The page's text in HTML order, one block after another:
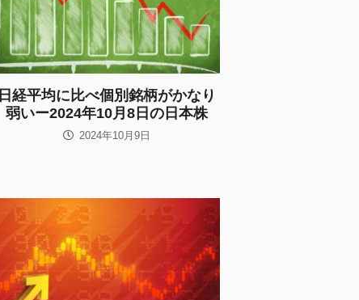
日経平均に比べ個別銘柄がかなり
弱いー2024年10月8日の日本株
2024年10月9日